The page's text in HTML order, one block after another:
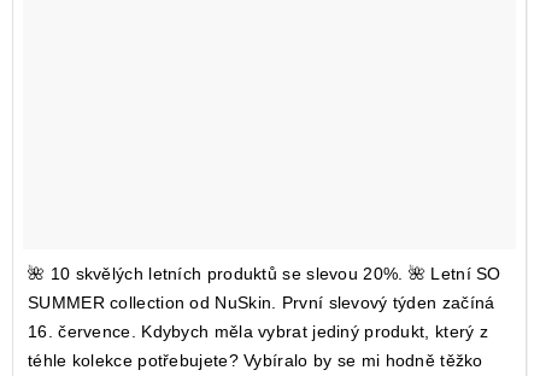
🌺 10 skvělých letních produktů se slevou 20%. 🌺 Letní SO
SUMMER collection od NuSkin. První slevový týden začíná
16. července. Kdybych měla vybrat jediný produkt, který z
téhle kolekce potřebujete? Vybíralo by se mi hodně těžko